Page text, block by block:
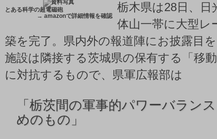
とある科学の超電磁砲
→ amazonで詳細情報を確認
栃木県は28日、
体山一帯に大型レ
築を完了。県内外の報道陣にお披露目
施設は隣接する茨城県の保有する「移
に対抗するもので、県軍広報部は
「 栃茨間の軍事的パワーバラン
めのもの」